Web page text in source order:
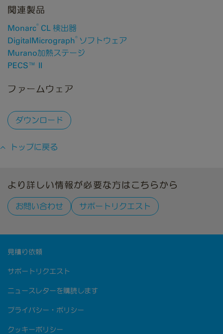
関連製品
Monarc® CL 検出器
DigitalMicrograph® ソフトウェア
Murano加熱ステージ
PECS™ II
ファームウェア
ダウンロード
トップに戻る
より詳しい情報が必要な方はこちらから
お問い合わせ サポートリクエスト
見積り依頼
サポートリクエスト
ニュースレターを購読します
プライバシー・ポリシー
クッキーポリシー